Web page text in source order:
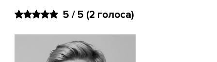
5 / 5 (2 голоса)